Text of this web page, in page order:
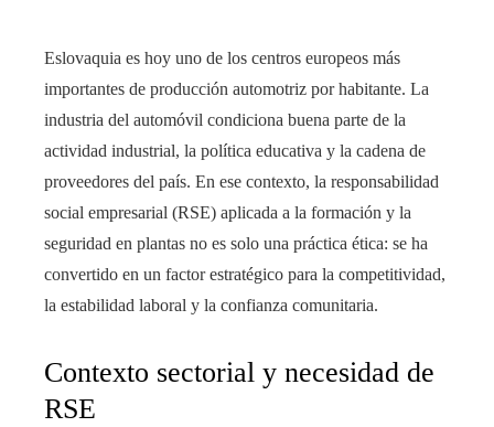
Eslovaquia es hoy uno de los centros europeos más
importantes de producción automotriz por habitante. La
industria del automóvil condiciona buena parte de la
actividad industrial, la política educativa y la cadena de
proveedores del país. En ese contexto, la responsabilidad
social empresarial (RSE) aplicada a la formación y la
seguridad en plantas no es solo una práctica ética: se ha
convertido en un factor estratégico para la competitividad,
la estabilidad laboral y la confianza comunitaria.
Contexto sectorial y necesidad de
RSE